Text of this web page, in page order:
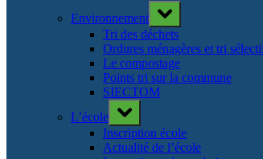
Environnement
Toggle
sub-
menu
Tri des déchets
Ordures ménagères et tri
Le compostage
Points tri sur la commune
SIECTOM
L’école
Toggle
sub-
menu
Inscription école
Actualité de l’école